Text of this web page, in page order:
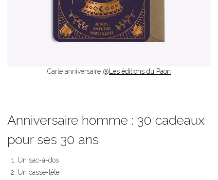
Carte anniversaire @Les éditions du Paon
Anniversaire homme : 30 cadeaux
pour ses 30 ans
Un sac-à-dos
Un casse-tête